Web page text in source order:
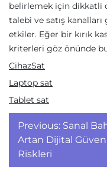
belirlemek için dikkatli
talebi ve satış
etkiler. Eğer bir kırık
kriterleri göz önünde
CihazSat
Laptop sat
Tablet sat
Yazı
Previous: Sanal
Artan Dijital
Riskleri